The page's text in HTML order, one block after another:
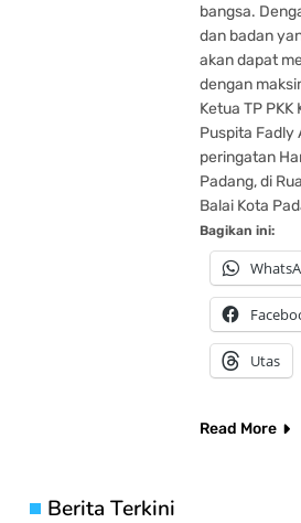
bangsa.
dan badan
akan dapat
dengan
Ketua TP
Puspita Fadly
peringatan
Padang, di
Balai Kota
Bagikan ini:
Utas
Read More
Berita Terkini